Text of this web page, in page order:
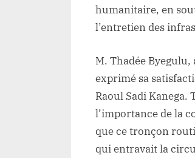
humanitaire, en
l’entretien des
M. Thadée
exprimé sa
Raoul Sadi Kanega.
l’importance de la
que ce tronçon
qui entravait la